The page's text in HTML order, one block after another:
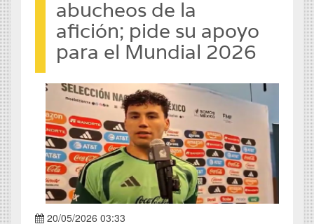
abucheos de la
afición; pide su apoyo
para el Mundial 2026
20/05/2026 03:33